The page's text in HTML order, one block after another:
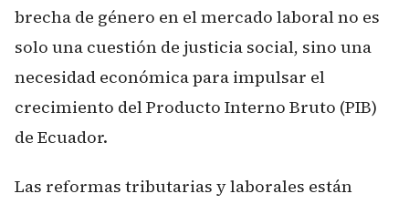
brecha de género en el mercado laboral no es
solo una cuestión de justicia social, sino una
necesidad económica para impulsar el
crecimiento del Producto Interno Bruto (PIB)
de Ecuador.
Las reformas tributarias y laborales están